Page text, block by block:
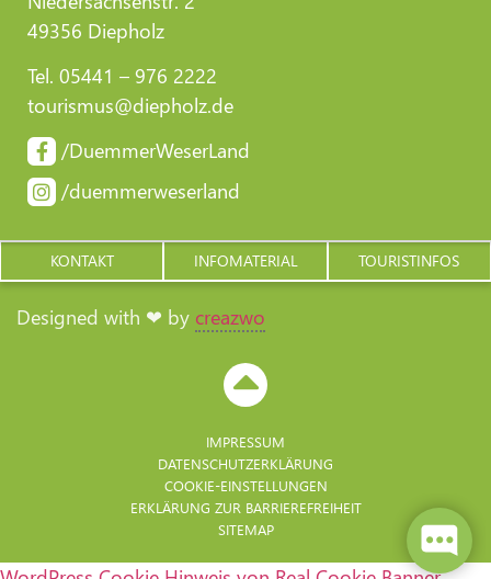
49356 Diepholz
Tel. 05441 – 976 2222
tourismus@diepholz.de
/DuemmerWeserLand
/duemmerweserland
KONTAKT INFOMATERIAL TOURISTINFOS
Designed with ❤ by creazwo
IMPRESSUM
DATENSCHUTZERKLÄRUNG
COOKIE-EINSTELLUNGEN
ERKLÄRUNG ZUR BARRIERE­FREIHEIT
SITEMAP